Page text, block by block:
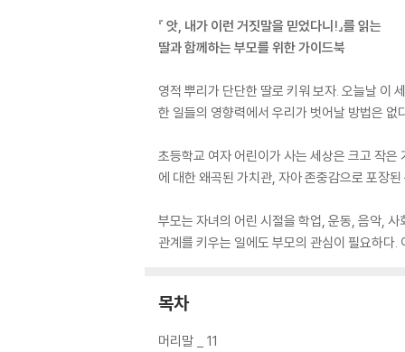
『 앗, 내가 이런 거짓말을 믿었다니!』를 읽는
딸과 함께하는 부모를 위한 가이드북
영적 뿌리가 단단한 딸로 키워 보자. 오늘날 이
한 일들의 영향력에서 우리가 벗어날 방법은
초등학교 여자 어린이가 사는 세상은 크고 작
에 대한 왜곡된 가치관, 자아 존중감으로 포장
부모는 자녀의 어린 시절을 학업, 운동, 음악,
관계를 키우는 일에도 부모의 관심이 필요하다
목차
머리말 _ 11